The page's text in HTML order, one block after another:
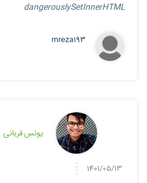
dangerouslySetInnerHTML
mreza193
یونس قربانی
1401/05/13